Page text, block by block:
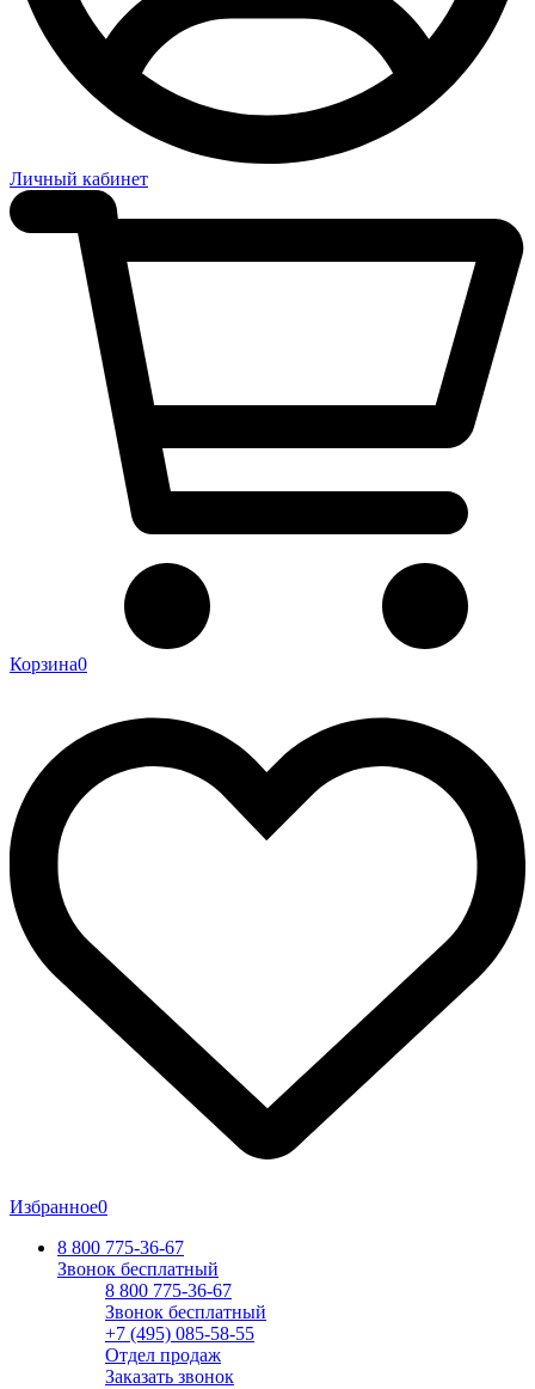
Личный кабинет
Корзина0
Избранное0
8 800 775-36-67
Звонок бесплатный
8 800 775-36-67
Звонок бесплатный
+7 (495) 085-58-55
Отдел продаж
Заказать звонок